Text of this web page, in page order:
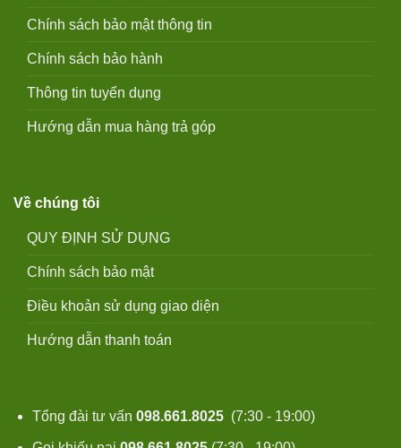
Chính sách bảo mật thông tin
Chính sách bảo hành
Thông tin tuyển dụng
Hướng dẫn mua hàng trả góp
Về chúng tôi
QUY ĐỊNH SỬ DỤNG
Chính sách bảo mật
Điều khoản sử dụng giao diện
Hướng dẫn thanh toán
Tổng đài tư vấn 098.661.8025(7:30 - 19:00)